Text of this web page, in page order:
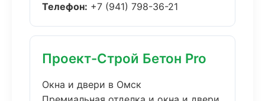
Телефон: +7 (941) 798-36-21
Проект-Строй Бетон Pro
Окна и двери в Омск